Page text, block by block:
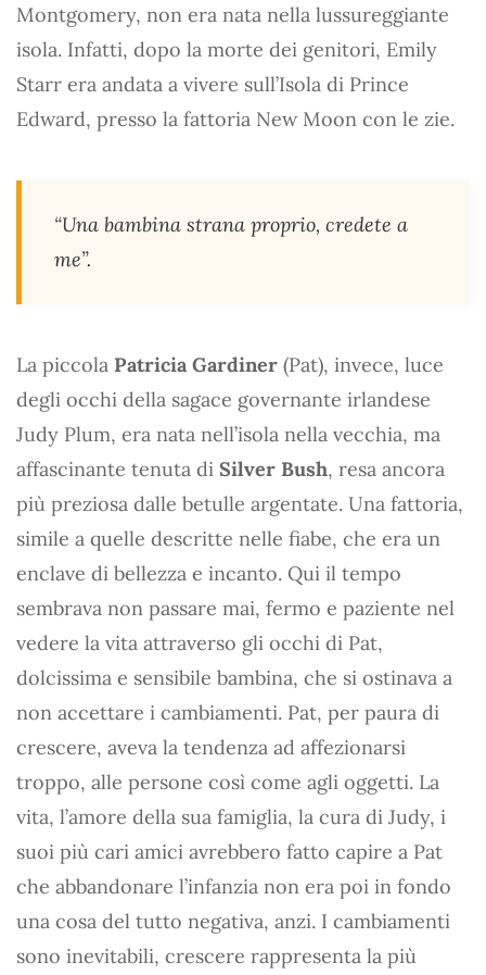
Montgomery, non era nata nella lussureggiante
isola. Infatti, dopo la morte dei genitori, Emily
Starr era andata a vivere sull’Isola di Prince
Edward, presso la fattoria New Moon con le zie.
“Una bambina strana proprio, credete a
me”.
La piccola Patricia Gardiner (Pat), invece, luce
degli occhi della sagace governante irlandese
Judy Plum, era nata nell’isola nella vecchia, ma
affascinante tenuta di Silver Bush, resa ancora
più preziosa dalle betulle argentate. Una fattoria,
simile a quelle descritte nelle fiabe, che era un
enclave di bellezza e incanto. Qui il tempo
sembrava non passare mai, fermo e paziente nel
vedere la vita attraverso gli occhi di Pat,
dolcissima e sensibile bambina, che si ostinava a
non accettare i cambiamenti. Pat, per paura di
crescere, aveva la tendenza ad affezionarsi
troppo, alle persone così come agli oggetti. La
vita, l’amore della sua famiglia, la cura di Judy, i
suoi più cari amici avrebbero fatto capire a Pat
che abbandonare l’infanzia non era poi in fondo
una cosa del tutto negativa, anzi. I cambiamenti
sono inevitabili, crescere rappresenta la più